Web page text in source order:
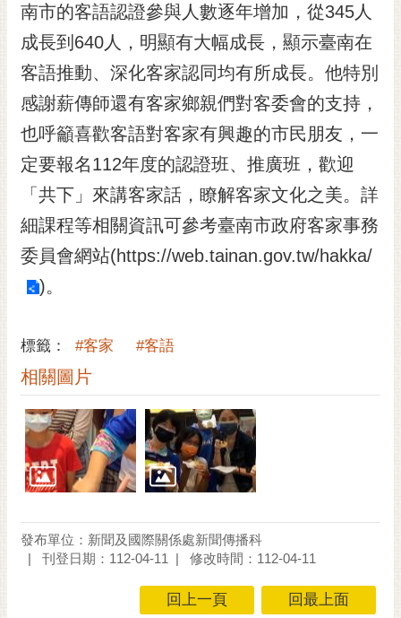
資
料
開
放
宣
告
市
府
通
位
置
南市的客語認證參與人數逐年增加，從345人
成長到640人，明顯有大幅成長，顯示臺南在
客語推動、深化客家認同均有所成長。他特別
感謝薪傳師還有客家鄉親們對客委會的支持，
也呼籲喜歡客語對客家有興趣的市民朋友，一
定要報名112年度的認證班、推廣班，歡迎
「共下」來講客家話，瞭解客家文化之美。詳
細課程等相關資訊可參考臺南市政府客家事務
委員會網站(https://web.tainan.gov.tw/hakka/
)。
標籤： #客家 #客語
相關圖片
發布單位：新聞及國際關係處新聞傳播科
刊登日期：112-04-11
修改時間：112-04-11
回上一頁 回最上面